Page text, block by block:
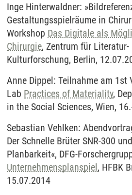
Inge Hinterwaldner:
Gestaltungsspielräume in
Workshop Das Digitale als
Chirurgie, Zentrum für Literatur-
Kulturforschung, Berlin,
Anne Dippel: Teilnahme am 1st
Lab Practices of Materiality,
in the Social Sciences, Wien,
Sebastian Vehlken:
Der Schnelle Brüter SNR-300
Planbarkeit«, DFG-
Unternehmensplanspiel, HFBK
15.07.2014